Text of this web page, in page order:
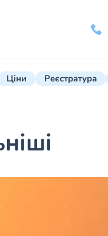
Ціни Реєстратура